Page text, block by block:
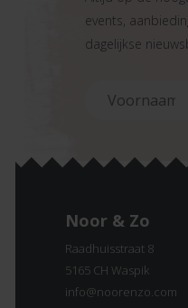
events,
dagelijkse
Noor & Zo
Raadhuisstraat 8
5165 CH Waspik
info@noorenzo.com